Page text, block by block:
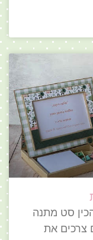
סט מתנה
צרכים את